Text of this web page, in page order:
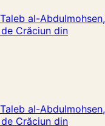
al-Abdulmohsen,
Crăciun din
al-Abdulmohsen,
Crăciun din